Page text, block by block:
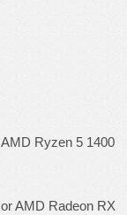
Ryzen 5 1400
AMD Radeon RX